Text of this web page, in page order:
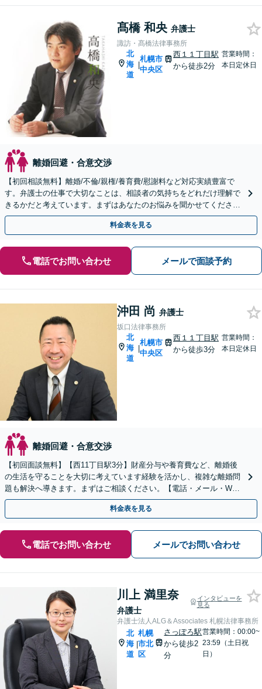
髙橋 和央 弁護士
諏訪・髙橋法律事務所
北
海
道
|
札幌市
中央区
西１１丁目駅
から徒歩2分
営業時間：
本日定休日
離婚回避・合意交渉
【初回相談無料】離婚/不倫/親権/養育費/慰謝料など対応実績豊富で
す。弁護士の仕事で大切なことは、相談者の気持ちをどれだけ理解で
きるかだと考えています。まずはあなたのお悩みを聞かせてくださ
い。
料金表を見る
電話でお問い合わせ メールで面談予約
沖田 尚 弁護士
坂口法律事務所
北
海
道
|
札幌市
中央区
西１１丁目駅
から徒歩3分
営業時間：
本日定休日
離婚回避・合意交渉
【初回面談無料】【西11丁目駅3分】財産分与や養育費など、離婚後
の生活を守ることを大切に考えています経験を活かし、複雑な離婚問
題も解決へ導きます。まずはご相談ください。【電話・メール・WEB
相談可】
料金表を見る
電話でお問い合わせ メールでお問い合わせ
川上 満里奈
弁護士
インタビューを
見る
弁護士法人ALG＆Associates 札幌法律事務所
北
海
道
|
札幌
市北
区
さっぽろ駅
から徒歩2
分
営業時間：00:00~
23:59（土日祝
日）